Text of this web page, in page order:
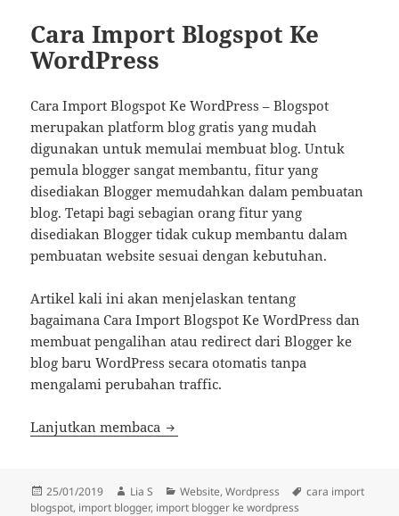
Cara Import Blogspot Ke
WordPress
Cara Import Blogspot Ke WordPress – Blogspot
merupakan platform blog gratis yang mudah
digunakan untuk memulai membuat blog. Untuk
pemula blogger sangat membantu, fitur yang
disediakan Blogger memudahkan dalam pembuatan
blog. Tetapi bagi sebagian orang fitur yang
disediakan Blogger tidak cukup membantu dalam
pembuatan website sesuai dengan kebutuhan.
Artikel kali ini akan menjelaskan tentang
bagaimana Cara Import Blogspot Ke WordPress dan
membuat pengalihan atau redirect dari Blogger ke
blog baru WordPress secara otomatis tanpa
mengalami perubahan traffic.
Lanjutkan membaca Cara Import Blogspot Ke WordPress
Diposkan
pada
25/01/2019 Penulis
Lia S Kategori
Website,Wordpress Tag
cara import
blogspot, import blogger, import blogger ke wordpress